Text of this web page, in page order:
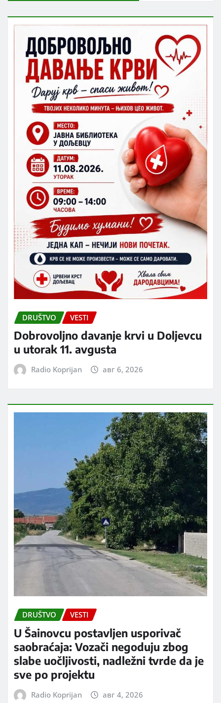
DRUŠTVO VESTI
Dobrovoljno davanje krvi u Doljevcu
u utorak 11. avgusta
Radio Koprijan авг 6, 2026
DRUŠTVO VESTI
U Šainovcu postavljen usporivač
saobraćaja: Vozači negoduju zbog
slabe uočljivosti, nadležni tvrde da je
sve po projektu
Radio Koprijan авг 4, 2026